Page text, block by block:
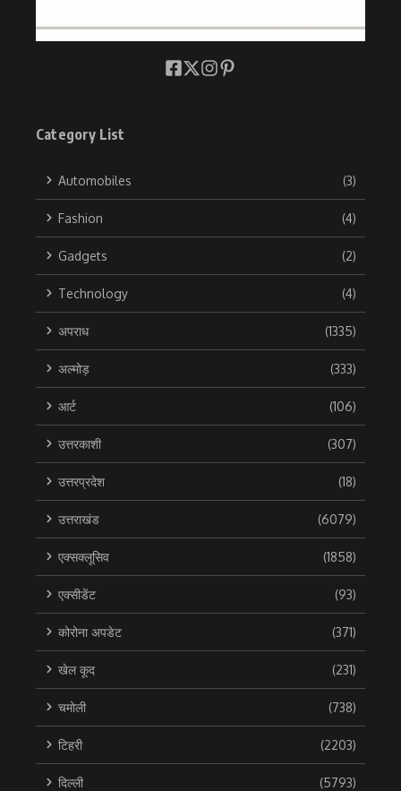
Category List
Automobiles (3)
Fashion (4)
Gadgets (2)
Technology (4)
अपराध (1335)
अल्मोड़ (333)
आर्ट (106)
उत्तरकाशी (307)
उत्तरप्रदेश (18)
उत्तराखंड (6079)
एक्सक्लूसिव (1858)
एक्सीडेंट (93)
कोरोना अपडेट (371)
खेल कूद (231)
चमोली (738)
टिहरी (2203)
दिल्ली (5793)